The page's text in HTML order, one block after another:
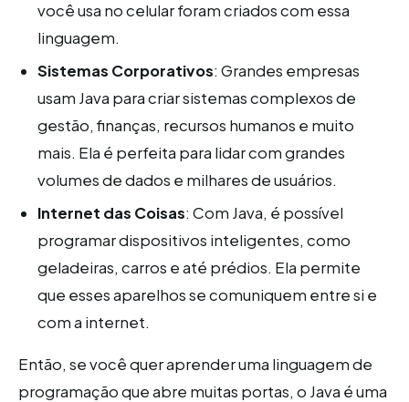
você usa no celular foram criados com essa
linguagem.
Sistemas Corporativos: Grandes empresas
usam Java para criar sistemas complexos de
gestão, finanças, recursos humanos e muito
mais. Ela é perfeita para lidar com grandes
volumes de dados e milhares de usuários.
Internet das Coisas: Com Java, é possível
programar dispositivos inteligentes, como
geladeiras, carros e até prédios. Ela permite
que esses aparelhos se comuniquem entre si e
com a internet.
Então, se você quer aprender uma linguagem de
programação que abre muitas portas, o Java é uma